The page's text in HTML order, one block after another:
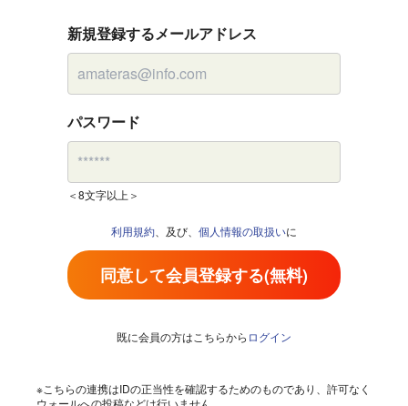
新規登録するメールアドレス
パスワード
＜8文字以上＞
利用規約 、及び、 個人情報の取扱いに
同意して会員登録する(無料)
既に会員の方はこちらから ログイン
※こちらの連携はIDの正当性を確認するためのものであり、許可なく
ウォールへの投稿などは行いません。